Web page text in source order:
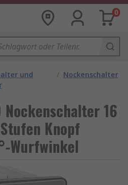
0
und
/ Nockenschalter
Nockenschalter 16
Knopf
Wurfwinkel